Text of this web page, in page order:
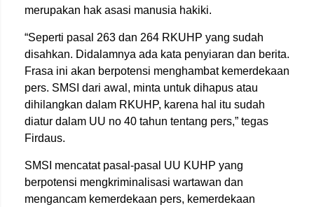
merupakan hak asasi manusia hakiki.
“Seperti pasal 263 dan 264 RKUHP yang sudah
disahkan. Didalamnya ada kata penyiaran dan berita.
Frasa ini akan berpotensi menghambat kemerdekaan
pers. SMSI dari awal, minta untuk dihapus atau
dihilangkan dalam RKUHP, karena hal itu sudah
diatur dalam UU no 40 tahun tentang pers,” tegas
Firdaus.
SMSI mencatat pasal-pasal UU KUHP yang
berpotensi mengkriminalisasi wartawan dan
mengancam kemerdekaan pers, kemerdekaan